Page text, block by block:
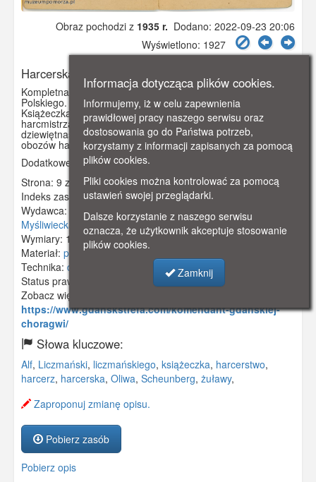
Obraz pochodzi z 1935 r. Dodano: 2022-09-23 20:06
Wyświetlono: 1927
Harcerska Książeczka Służbowa
Kompletna "Książeczka Służbowa" Związku Harcerstwa
Polskiego. Książeczka należała do Pawła Borchardta.
Książeczka została wystawiona 19 czerwca 1937 roku przez
harcmistrza Alfa Liczmańskiego. Na osiemnastej i
dziewiętnastej stronie tabela do wpisów miejsc koloni i
obozów harcerskich.
Dodatkowe informacje: Numer książeczki L. 184
Strona: 9 z 15
Indeks zasobu:GSP3800
Wydawca:
Związek Harcerstwa Polskiego, Warszawa, ul.
Myśliwiecka 3/5
Wymiary: 171 x 133 mm
Materiał: papier
Technika: druk
Status prawny:
Użycie Niekomercyjne
Zobacz więcej:
https://www.gdanskstrefa.com/komendant-gdanskiej-
choragwi/
Słowa kluczowe:
Alf, Liczmański, liczmańskiego, książeczka, harcerstwo,
harcerz, harcerska, Oliwa, Scheunberg, żuławy,
Zaproponuj zmianę opisu.
Pobierz zasób
Pobierz opis
Informacja dotycząca plików cookies.
Informujemy, iż w celu zapewnienia
prawidłowej pracy naszego serwisu oraz
dostosowania go do Państwa potrzeb,
korzystamy z informacji zapisanych za pomocą
plików cookies.
Pliki cookies można kontrolować za pomocą
ustawień swojej przeglądarki.
Dalsze korzystanie z naszego serwisu
oznacza, że użytkownik akceptuje stosowanie
plików cookies.
Zamknij